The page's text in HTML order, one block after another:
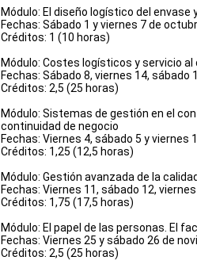
Módulo: El diseño logístico del envase
Fechas: Sábado 1 y viernes 7 de
Créditos: 1 (10 horas)
Módulo: Costes logísticos y servicio
Fechas: Sábado 8, viernes 14, sábado
Créditos: 2,5 (25 horas)
Módulo: Sistemas de gestión en el
continuidad de negocio
Fechas: Viernes 4, sábado 5 y viernes
Créditos: 1,25 (12,5 horas)
Módulo: Gestión avanzada de la
Fechas: Viernes 11, sábado 12,
Créditos: 1,75 (17,5 horas)
Módulo: El papel de las personas. El
Fechas: Viernes 25 y sábado 26 de
Créditos: 2,5 (25 horas)